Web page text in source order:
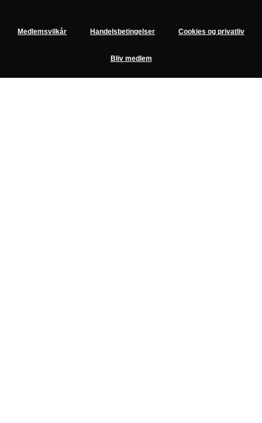
Medlemsvilkår Handelsbetingelser Cookies og privatliv
Bliv medlem